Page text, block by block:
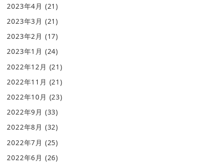
2023年4月 (21)
2023年3月 (21)
2023年2月 (17)
2023年1月 (24)
2022年12月 (21)
2022年11月 (21)
2022年10月 (23)
2022年9月 (33)
2022年8月 (32)
2022年7月 (25)
2022年6月 (26)